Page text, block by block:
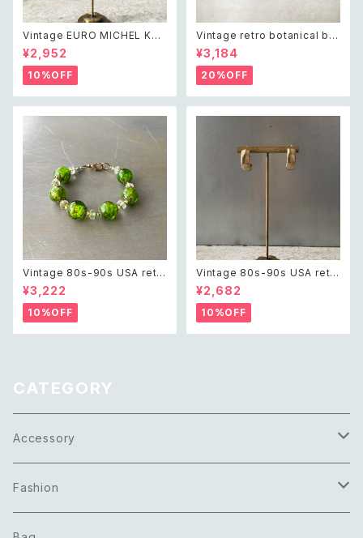
Vintage EURO MICHEL KLE
IN retro green glass beads
pierce レトロ ユーロ ヴィンテ
ージ アクセサリー ミッシェルク
ラン グリーン ガラスビーズ ピア
ス/イヤリング
¥2,952
10%OFF
Vintage retro botanical be
ads embroidery dark gree
n clutch bag レトロ ヴィンテ
ージ ボタニカル ビーズ刺繍 ダ
ークグリーン クラシカル クラッ
チバッグ
¥3,184
20%OFF
Vintage 80s-90s USA retr
o green glass beads brac
elet レトロ アメリカ ヴィンテー
ジ アクセサリー グリーン 緑 ガ
ラス ビーズ ブレスレット
¥3,222
10%OFF
Vintage 80s-90s USA retr
o textured hoop earring レ
トロ アメリカ ヴィンテージ アク
セサリー テクスチャード ゴール
ド フープ イヤリング
¥2,682
10%OFF
CATEGORY
Accessory
Necklace
Fashion